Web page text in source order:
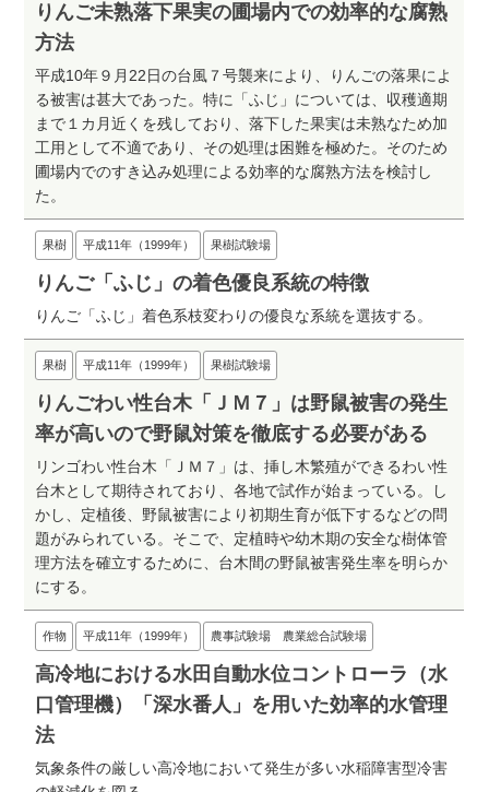
りんご未熟落下果実の圃場内での効率的な腐熟
方法
平成10年９月22日の台風７号襲来により、りんごの落果によ
る被害は甚大であった。特に「ふじ」については、収穫適期
まで１カ月近くを残しており、落下した果実は未熟なため加
工用として不適であり、その処理は困難を極めた。そのため
圃場内でのすき込み処理による効率的な腐熟方法を検討し
た。
果樹 平成11年（1999年） 果樹試験場
りんご「ふじ」の着色優良系統の特徴
りんご「ふじ」着色系枝変わりの優良な系統を選抜する。
果樹 平成11年（1999年） 果樹試験場
りんごわい性台木「ＪＭ７」は野鼠被害の発生
率が高いので野鼠対策を徹底する必要がある
リンゴわい性台木「ＪＭ７」は、挿し木繁殖ができるわい性
台木として期待されており、各地で試作が始まっている。し
かし、定植後、野鼠被害により初期生育が低下するなどの問
題がみられている。そこで、定植時や幼木期の安全な樹体管
理方法を確立するために、台木間の野鼠被害発生率を明らか
にする。
作物 平成11年（1999年） 農事試験場 農業総合試験場
高冷地における水田自動水位コントローラ（水
口管理機）「深水番人」を用いた効率的水管理
法
気象条件の厳しい高冷地において発生が多い水稲障害型冷害